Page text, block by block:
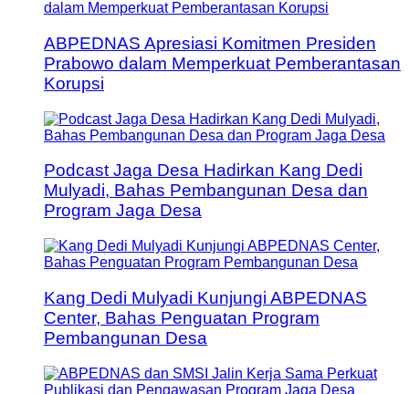
ABPEDNAS Apresiasi Komitmen Presiden
Prabowo dalam Memperkuat Pemberantasan
Korupsi
Podcast Jaga Desa Hadirkan Kang Dedi
Mulyadi, Bahas Pembangunan Desa dan
Program Jaga Desa
Kang Dedi Mulyadi Kunjungi ABPEDNAS
Center, Bahas Penguatan Program
Pembangunan Desa